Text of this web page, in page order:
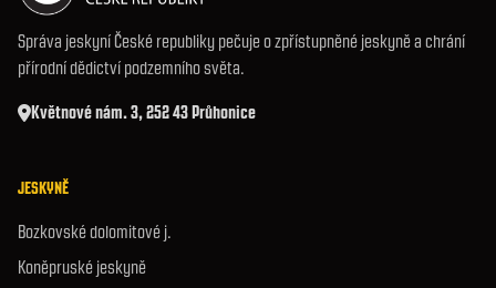
Správa jeskyní České republiky pečuje o zpřístupněné jeskyně a chrání
přírodní dědictví podzemního světa.
Květnové nám. 3, 252 43 Průhonice
JESKYNĚ
Bozkovské dolomitové j.
Koněpruské jeskyně